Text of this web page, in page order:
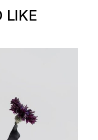
LIKE